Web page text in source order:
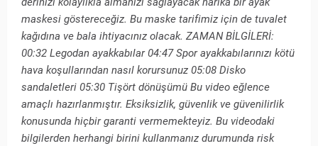
maskesi göstereceğiz. Bu maske tarifimiz için de tuvalet
kağıdına ve bala ihtiyacınız olacak. ZAMAN BİLGİLERİ:
00:32 Legodan ayakkabılar 04:47 Spor ayakkabılarınızı kötü
hava koşullarından nasıl korursunuz 05:08 Disko
sandaletleri 05:30 Tişört dönüşümü Bu video eğlence
amaçlı hazırlanmıştır. Eksiksizlik, güvenlik ve güvenilirlik
konusunda hiçbir garanti vermemekteyiz. Bu videodaki
bilgilerden herhangi birini kullanmanız durumunda risk